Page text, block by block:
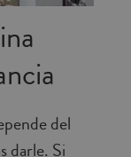
del
darle. Si